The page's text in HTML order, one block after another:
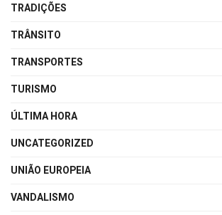
TRADIÇÕES
TRÂNSITO
TRANSPORTES
TURISMO
ÚLTIMA HORA
UNCATEGORIZED
UNIÃO EUROPEIA
VANDALISMO